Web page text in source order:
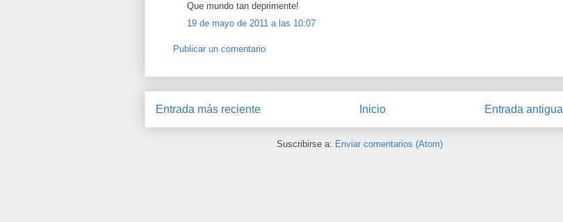
Que mundo tan deprimente!
19 de mayo de 2011 a las 10:07
Publicar un comentario
Entrada más reciente Entrada antigua
Inicio
Suscribirse a: Enviar comentarios (Atom)